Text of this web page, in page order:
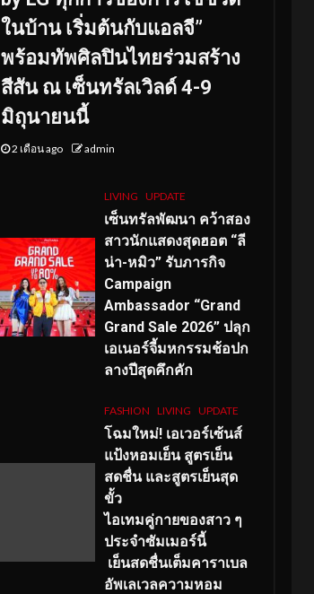
ในบ้าน เริ่มต้นกับแอลจี”
พร้อมทัพศิลปินไทยร่วมสร้าง
สีสัน ณ เซ็นทรัลเวิลด์ 4-9
มิถุนายนนี้
2 เดือน ago admin
LIVING UPDATE
เซ็นทรัลพัฒนา คว้าสอง
สาวนักแสดงสุดฮอต “ลี
น่า-หมิว” รับภารกิจ
Campaign
Ambassador “Grand
Grand Sale 2026” ปลุก
เอเนอร์จี้มหกรรมช้อปก
ลางปีสุดคึกคัก
FASHION LIVING UPDATE
โฉมใหม่! เอเวอร์เซ้นส์
แป้งหอมเย็น สูตรเย็น
สดชื่น และสูตรเย็นสุด
ขั้ว
ไอเทมคู่กายของสาว ๆ
ประจำซัมเมอร์นี้
เย็นสดชื่นเต็มคาราเบล
อัพเลเวลความหอม